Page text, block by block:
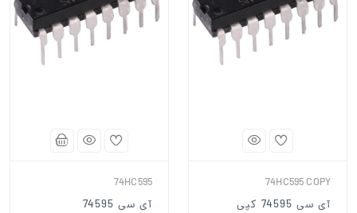
74HC595 COPY
آی سی 74595 کپی
74HC595
آی سی 74595